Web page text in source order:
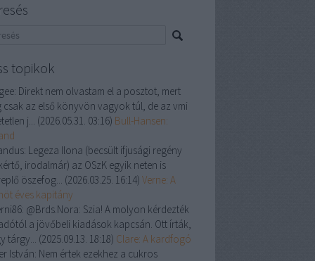
topikok
Direkt nem olvastam el a posztot, mert
csak az első könyvön vagyok túl, de az vmi
j... (2026.05.31. 03:16) Bull-Hansen:
Legeza Ilona (becsült ifjusági regény
irodalmár) az OSzK egyik neten is
öszefog... (2026.03.25. 16:14) Verne: A
éves kapitány
@Brds.Nora: Szia! A molyon kérdezték
a jövőbeli kiadások kapcsán. Ott írták,
tárgy... (2025.09.13. 18:18) Clare: A kardfogó
István: Nem értek ezekhez a cukros